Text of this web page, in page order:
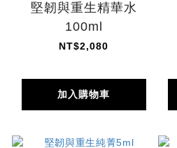
堅韌與重生精華水
100ml
NT$2,080
加入購物車